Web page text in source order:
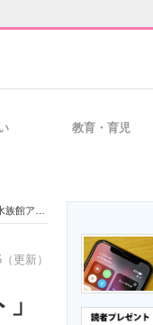
経営リーダーのコミュニティ
教育・育児
日時点】
更新）